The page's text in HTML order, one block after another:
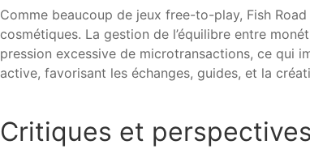
Comme beaucoup de jeux free-to-play, Fish
cosmétiques. La gestion de l’équilibre entre
pression excessive de microtransactions, ce qui
active, favorisant les échanges, guides, et la
Critiques et perspectives